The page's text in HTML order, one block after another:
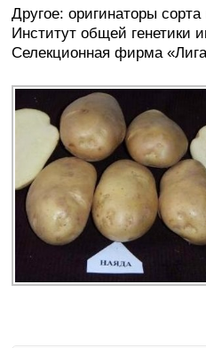
Другое: оригинаторы
Институт общей
Селекционная фирма